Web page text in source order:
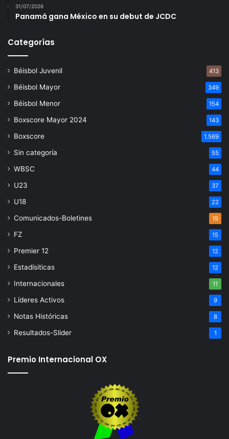
31/07/2026
Panamá gana México en su debut de JCDC
Categorías
Béisbol Juvenil 413
Béisbol Mayor 349
Béisbol Menor 154
Boxscore Mayor 2024 143
Boxscore 1.569
Sin categoría 55
WBSC 44
U23 37
U18 22
Comunicados-Boletines 19
FZ 15
Premier 12 12
Estadísiticas 12
Internacionales 11
Líderes Activos 9
Notas Históricas 8
Resultados-Slider 1
Premio Internacional OX